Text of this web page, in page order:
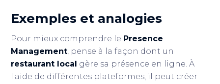
Exemples et analogies
Pour mieux comprendre le Presence
Management, pense à la façon dont un
restaurant local gère sa présence en ligne. À
l'aide de différentes plateformes, il peut créer